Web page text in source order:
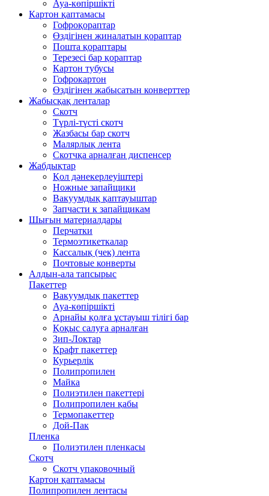
Ауа-көпіршікті
Картон қаптамасы
Гофроқораптар
Өздігінен жиналатын қораптар
Пошта қораптары
Терезесі бар қораптар
Картон тубусы
Гофрокартон
Өздігінен жабысатын конверттер
Жабысқақ ленталар
Скотч
Түрлі-түсті скотч
Жазбасы бар скотч
Малярлық лента
Скотчқа арналған диспенсер
Жабдықтар
Қол дәнекерлеуіштері
Ножные запайщики
Вакуумдық қаптауыштар
Запчасти к запайщикам
Шығын материалдары
Перчатки
Термоэтикеткалар
Кассалық (чек) лента
Почтовые конверты
Алдын-ала тапсырыс
Пакеттер
Вакуумдық пакеттер
Ауа-көпіршікті
Арнайы қолға ұстауыш тілігі бар
Қоқыс салуға арналған
Зип-Локтар
Крафт пакеттер
Курьерлік
Полипропилен
Майка
Полиэтилен пакеттері
Полипропилен қабы
Термопакеттер
Дой-Пак
Пленка
Полиэтилен пленкасы
Скотч
Скотч упаковочный
Картон қаптамасы
Полипропилен лентасы